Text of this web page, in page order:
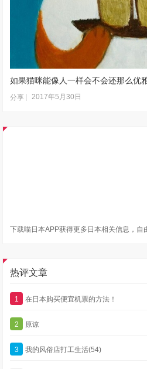
如果猫咪能像人一样会不会还那么优
分享 2017年5月30日
下载喵日本APP获得更多日本相关信息，
热评文章
1 在日本购买便宜机票的方法！
2 原谅
3 我的风俗店打工生活(54)